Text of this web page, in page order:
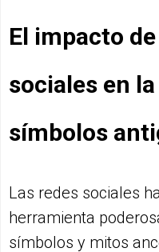
El impacto
sociales en
símbolos
Las redes sociales
herramienta
símbolos y mitos